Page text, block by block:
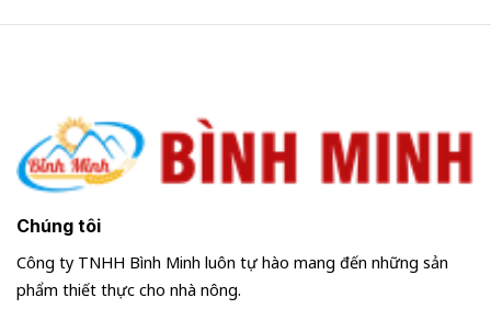
đến đến
Chúng tôi
Công ty TNHH Bình Minh luôn tự hào mang đến những sản
phẩm thiết thực cho nhà nông.